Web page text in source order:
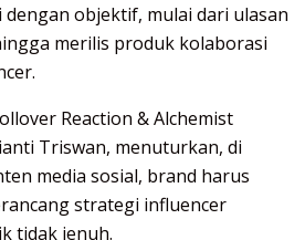
dengan objektif, mulai dari ulasan
merilis produk kolaborasi
Reaction & Alchemist
Triswan, menuturkan, di
media sosial, brand harus
strategi influencer
tidak jenuh.